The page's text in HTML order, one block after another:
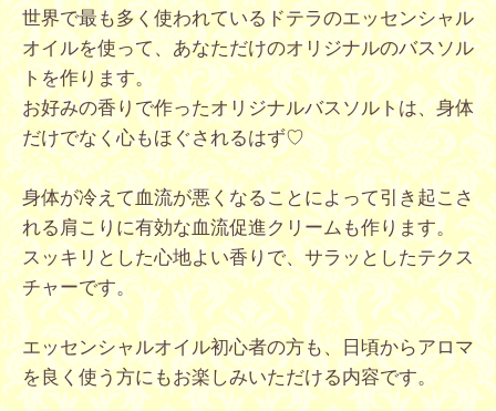
世界で最も多く使われているドテラのエッセンシャル
オイルを使って、あなただけのオリジナルのバスソル
トを作ります。
お好みの香りで作ったオリジナルバスソルトは、身体
だけでなく心もほぐされるはず♡
身体が冷えて血流が悪くなることによって引き起こさ
れる肩こりに有効な血流促進クリームも作ります。
スッキリとした心地よい香りで、サラッとしたテクス
チャーです。
エッセンシャルオイル初心者の方も、日頃からアロマ
を良く使う方にもお楽しみいただける内容です。